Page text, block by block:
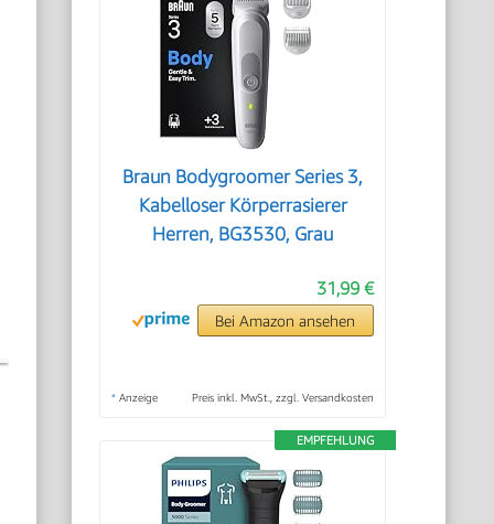
Braun Bodygroomer Series 3,
Kabelloser Körperrasierer
Herren, BG3530, Grau
31,99 €
Bei Amazon ansehen
* Anzeige Preis inkl. MwSt., zzgl. Versandkosten
EMPFEHLUNG